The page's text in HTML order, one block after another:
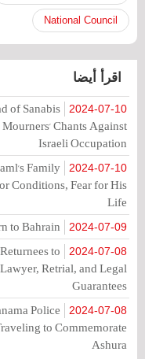
National Council
اقرأ أيضا
2024-07-10
of Sanabis
Chants Against
Israeli Occupation
2024-07-10
Family
Conditions, Fear for His
Life
2024-07-09
to Bahrain
2024-07-08
to
Retrial, and Legal
Guarantees
2024-07-08
Police
to Commemorate
Ashura